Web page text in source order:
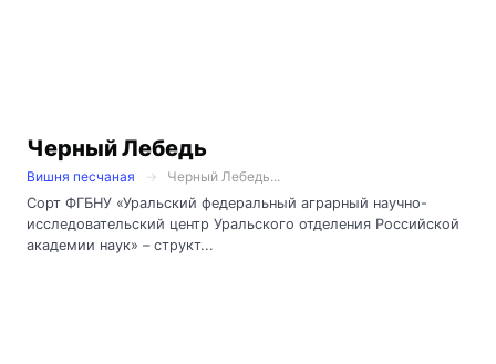
Черный Лебедь
Вишня песчаная
Черный Лебедь...
Сорт ФГБНУ «Уральский федеральный аграрный научно-
исследовательский центр Уральского отделения Российской
академии наук» – структ...